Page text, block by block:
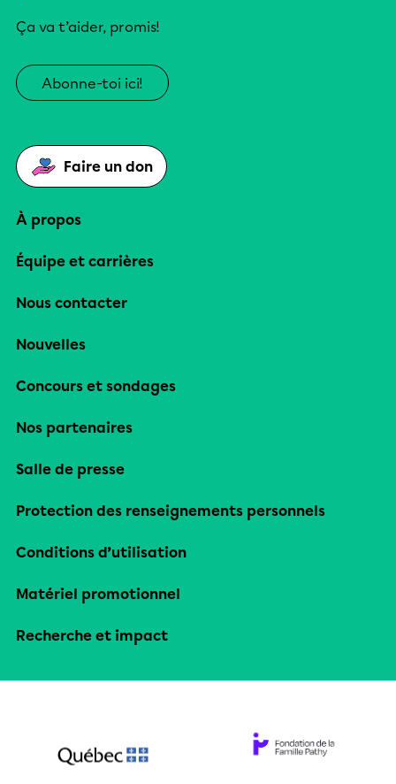
Ça va t’aider, promis!
Abonne-toi ici!
Faire un don
À propos
Équipe et carrières
Nous contacter
Nouvelles
Concours et sondages
Nos partenaires
Salle de presse
Protection des renseignements personnels
Conditions d’utilisation
Matériel promotionnel
Recherche et impact